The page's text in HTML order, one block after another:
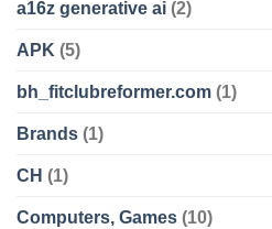
a16z generative ai (2)
APK (5)
bh_fitclubreformer.com (1)
Brands (1)
CH (1)
Computers, Games (10)